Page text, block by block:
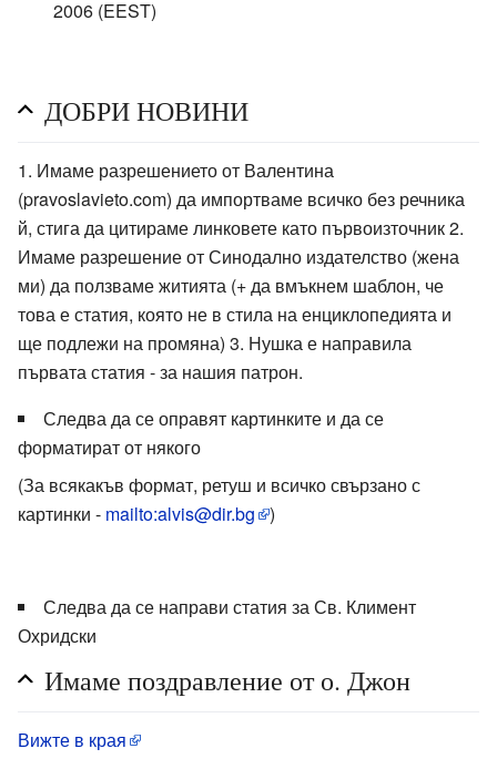
2006 (EEST)
ДОБРИ НОВИНИ
1. Имаме разрешението от Валентина
(pravoslavieto.com) да импортваме всичко без речника
й, стига да цитираме линковете като първоизточник 2.
Имаме разрешение от Синодално издателство (жена
ми) да ползваме житията (+ да вмъкнем шаблон, че
това е статия, която не в стила на енциклопедията и
ще подлежи на промяна) 3. Нушка е направила
първата статия - за нашия патрон.
Следва да се оправят картинките и да се
форматират от някого
(За всякакъв формат, ретуш и всичко свързано с
картинки - mailto:alvis@dir.bg )
Следва да се направи статия за Св. Климент
Охридски
Имаме поздравление от о. Джон
Вижте в края